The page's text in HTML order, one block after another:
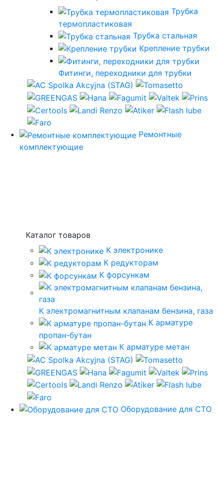
Трубка
термопластиковая
Трубка стальная
Крепление трубки
Фитинги, переходники для трубки
Ремонтные
комплектующие
Каталог товаров
К электронике
К редукторам
К форсункам
К электромагнитным клапанам бензина, газа
К арматуре
пропан-бутан
К арматуре метан
Оборудование для СТО